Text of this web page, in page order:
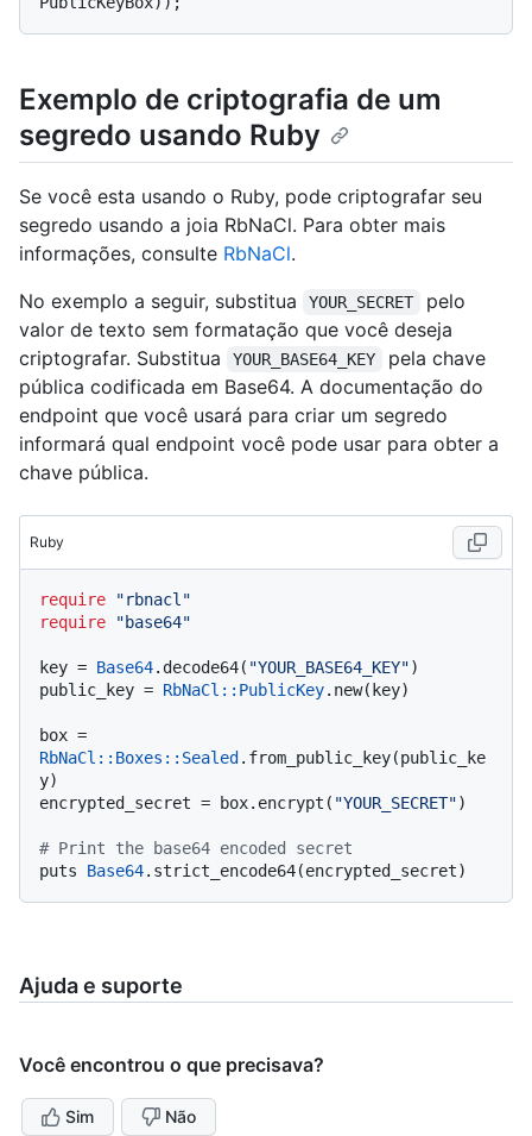
Exemplo de criptografia de um
segredo usando Ruby
Se você esta usando o Ruby, pode criptografar seu
segredo usando a joia RbNaCl. Para obter mais
informações, consulte RbNaCl.
No exemplo a seguir, substitua
YOUR_SECRET
pelo
valor de texto sem formatação que você deseja
criptografar. Substitua
YOUR_BASE64_KEY
pela chave
pública codificada em Base64. A documentação do
endpoint que você usará para criar um segredo
informará qual endpoint você pode usar para obter a
chave pública.
Ruby
require
"rbnacl"
require
"base64"
key = Base64.decode64( "YOUR_BASE64_KEY")
public_key = RbNaCl::PublicKey.new(key)
RbNaCl : :Boxes : :Sealed .from_public_key(public_ke
y)
encrypted_secret = box.encrypt( "YOUR_SECRET")
# Print the base64 encoded secret
puts Base64
Ajuda e suporte
Você encontrou o que precisava?
Sim Não